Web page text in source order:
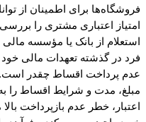
فروشگاه‌ها برای اطمینان از
امتیاز اعتباری مشتری را
استعلام از بانک یا مؤسسه
فرد در گذشته تعهدات مالی خود
عدم پرداخت اقساط چقدر است.
مبلغ، مدت و شرایط اقساط را
اعتبار، خطر عدم بازپرداخت